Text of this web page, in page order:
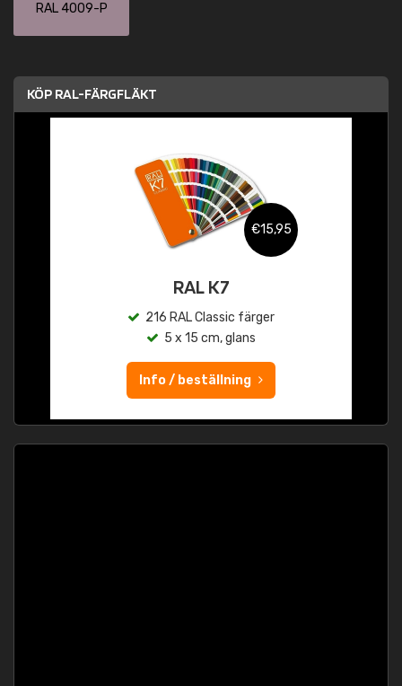
RAL 4009-P
KÖP RAL-FÄRGFLÄKT
€15,95
RAL K7
216 RAL Classic färger
5 x 15 cm, glans
Info / beställning